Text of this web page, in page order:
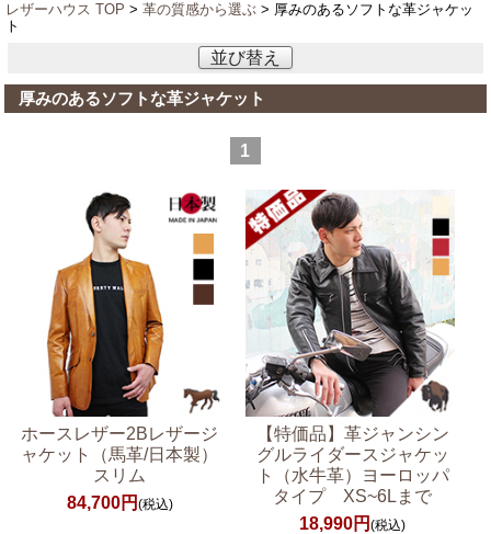
レザーハウス TOP > 革の質感から選ぶ > 厚みのあるソフトな革ジャケッ
ト
並び替え
厚みのあるソフトな革ジャケット
1
ホースレザー2Bレザージ
ャケット（馬革/日本製）
スリム
84,700円 (税込)
【特価品】革ジャンシン
グルライダースジャケッ
ト（水牛革）ヨーロッパ
タイプ XS~6Lまで
18,990円(税込)